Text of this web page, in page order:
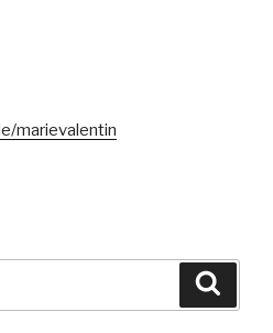
marievalentin